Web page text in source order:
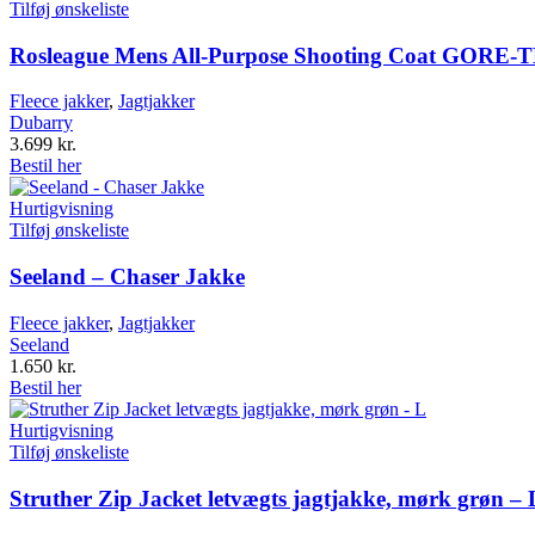
Tilføj ønskeliste
Rosleague Mens All-Purpose Shooting Coat GORE-
Fleece jakker, Jagtjakker
Dubarry
3.699 kr.
Bestil her
Hurtigvisning
Tilføj ønskeliste
Seeland – Chaser Jakke
Fleece jakker, Jagtjakker
Seeland
1.650 kr.
Bestil her
Hurtigvisning
Tilføj ønskeliste
Struther Zip Jacket letvægts jagtjakke, mørk grøn –